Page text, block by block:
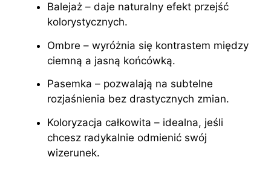
Balejaż – daje naturalny efekt przejść
kolorystycznych.
Ombre – wyróżnia się kontrastem między
ciemną a jasną końcówką.
Pasemka – pozwalają na subtelne
rozjaśnienia bez drastycznych zmian.
Koloryzacja całkowita – idealna, jeśli
chcesz radykalnie odmienić swój
wizerunek.